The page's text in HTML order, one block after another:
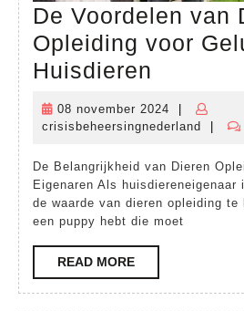
De Voordelen van
Opleiding voor
Huisdieren
van
voor
08 november 2024
08
november
crisisbeheersingnederland
De Belangrijkheid van Dieren
Eigenaren Als
de waarde van dieren opleiding
een puppy hebt die moet
READ MOREREAD
MORE